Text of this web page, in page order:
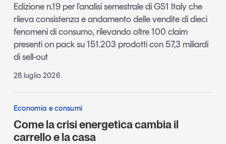
Edizione n.19 per l’analisi semestrale di GS1 Italy che
rileva consistenza e andamento delle vendite di dieci
fenomeni di consumo, rilevando oltre 100 claim
presenti on pack su 151.203 prodotti con 57,3 miliardi
di sell-out
28 luglio 2026
Economia e consumi
Come la crisi energetica cambia il
carrello e la casa